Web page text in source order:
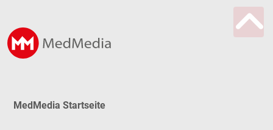
MedMedia Startseite